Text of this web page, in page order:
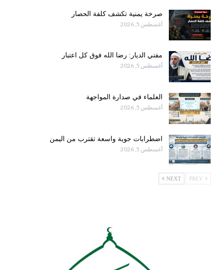
صرخة يمنية تكشف كلفة الحصار
أغسطس 5, 2026
مفتي الديار: رضا الله فوق كل اعتبار
أغسطس 5, 2026
العلماء في صدارة المواجهة
أغسطس 5, 2026
اضطرابات جوية واسعة تقترب من اليمن
أغسطس 5, 2026
NEXT